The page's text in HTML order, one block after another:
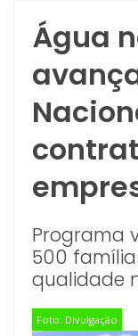
Água
Programa
500
qualidade
Foto: Divulgação